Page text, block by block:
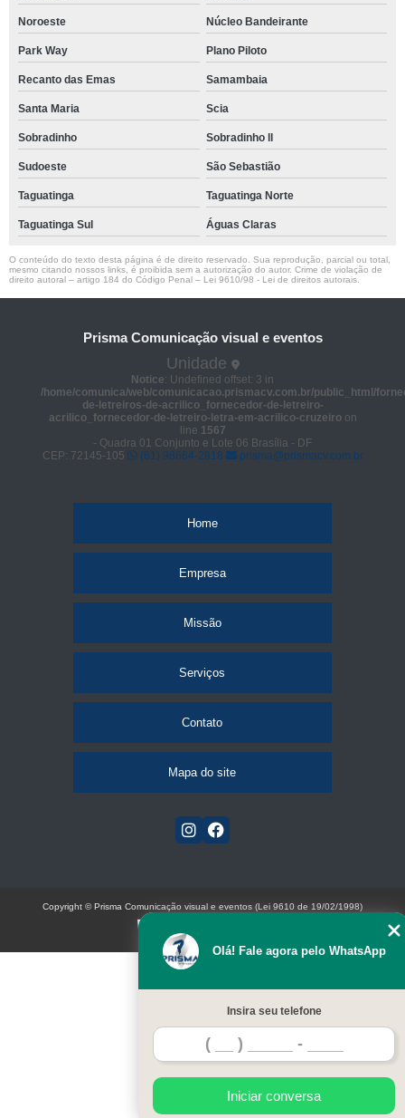
Noroeste Núcleo Bandeirante
Park Way Plano Piloto
Recanto das Emas Samambaia
Santa Maria Scia
Sobradinho Sobradinho ll
Sudoeste São Sebastião
Taguatinga Taguatinga Norte
Taguatinga Sul Águas Claras
O conteúdo do texto desta página é de direito reservado. Sua reprodução, parcial ou total,
mesmo citando nossos links, é proibida sem a autorização do autor. Crime de violação de
direito autoral – artigo 184 do Código Penal – Lei 9610/98 - Lei de direitos autorais
Prisma Comunicação visual e eventos
Unidade
Notice: Undefined offset: 3 in
/home/comunica/web/comunicacao.prismacv.com.br/public_html/
de-letreiros-de-acrilico_fornecedor-de-letreiro-
acrilico_fornecedor-de-letreiro-letra-em-acrilico-cruzeiroon
line 1567
- Quadra 01 Conjunto e Lote 06 Brasília - DF
CEP: 72145-105
(61) 98664-2818 prisma@prismacv.com.br
Home
Empresa
Missão
Serviços
Contato
Mapa do site
Olá! Fale agora pelo WhatsApp
Insira seu telefone
Iniciar conversa
Copyright © Prisma Comunicação visual e eventos (Lei 9610 de 19/02/1998)